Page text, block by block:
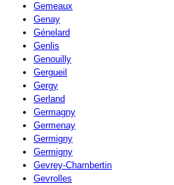
Gemeaux
Genay
Génelard
Genlis
Genouilly
Gergueil
Gergy
Gerland
Germagny
Germenay
Germigny
Germigny
Gevrey-Chambertin
Gevrolles